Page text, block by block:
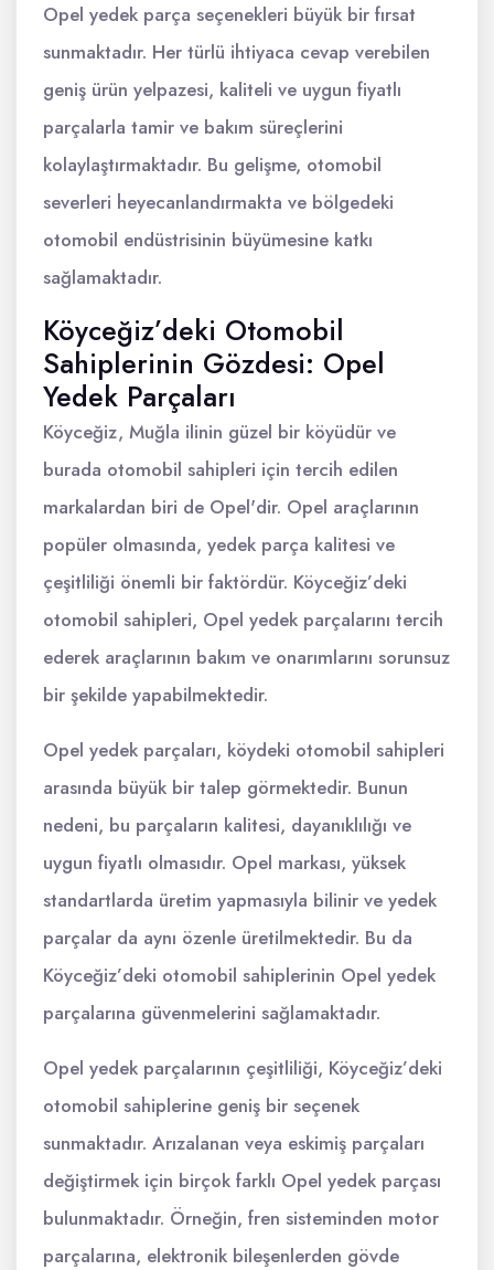
Opel yedek parça seçenekleri büyük bir fırsat
sunmaktadır. Her türlü ihtiyaca cevap verebilen
geniş ürün yelpazesi, kaliteli ve uygun fiyatlı
parçalarla tamir ve bakım süreçlerini
kolaylaştırmaktadır. Bu gelişme, otomobil
severleri heyecanlandırmakta ve bölgedeki
otomobil endüstrisinin büyümesine katkı
sağlamaktadır.
Köyceğiz’deki Otomobil
Sahiplerinin Gözdesi: Opel
Yedek Parçaları
Köyceğiz, Muğla ilinin güzel bir köyüdür ve
burada otomobil sahipleri için tercih edilen
markalardan biri de Opel'dir. Opel araçlarının
popüler olmasında, yedek parça kalitesi ve
çeşitliliği önemli bir faktördür. Köyceğiz’deki
otomobil sahipleri, Opel yedek parçalarını tercih
ederek araçlarının bakım ve onarımlarını sorunsuz
bir şekilde yapabilmektedir.
Opel yedek parçaları, köydeki otomobil sahipleri
arasında büyük bir talep görmektedir. Bunun
nedeni, bu parçaların kalitesi, dayanıklılığı ve
uygun fiyatlı olmasıdır. Opel markası, yüksek
standartlarda üretim yapmasıyla bilinir ve yedek
parçalar da aynı özenle üretilmektedir. Bu da
Köyceğiz’deki otomobil sahiplerinin Opel yedek
parçalarına güvenmelerini sağlamaktadır.
Opel yedek parçalarının çeşitliliği, Köyceğiz’deki
otomobil sahiplerine geniş bir seçenek
sunmaktadır. Arızalanan veya eskimiş parçaları
değiştirmek için birçok farklı Opel yedek parçası
bulunmaktadır. Örneğin, fren sisteminden motor
parçalarına, elektronik bileşenlerden gövde